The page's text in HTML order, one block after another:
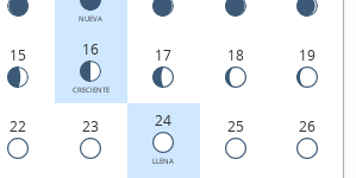
NUEVA
15 16
CRECIENTE
17 18 19
22 23 24
LLENA
25 26